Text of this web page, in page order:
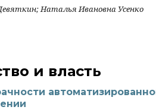
Наталья Ивановна Усенко
и власть